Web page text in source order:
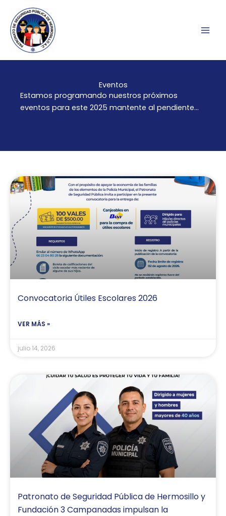
contenido
Eventos
Estamos programando nuestros próximos
eventos para este 2025 mantente al pendiente…
Convocatoria Útiles Escolares 2026
VER MÁS »
julio 14, 2026
Patronato de Seguridad Pública de Hermosillo y
Fundación 3 Campanadas impulsan la
P
á
g
n
P
á
g
n
P
á
g
i
n
P
á
i
n
P
á
g
n
a